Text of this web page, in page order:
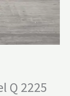
Q 2225